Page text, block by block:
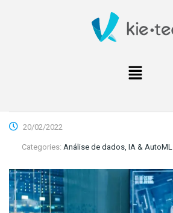
20/02/2022
Categories: Análise de dados, IA & AutoML